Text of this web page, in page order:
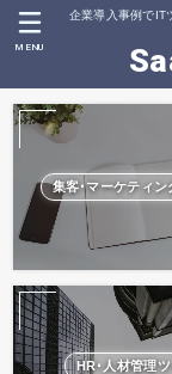
企業導入事例でIT
MENU
集客･マーケティン
HR･人材管理